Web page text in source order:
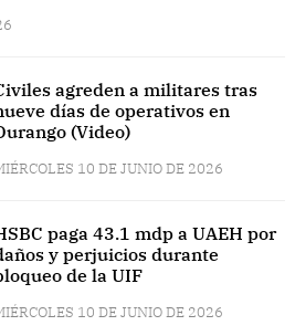
agreden a militares tras
días de operativos en
(Video)
10 DE JUNIO DE 2026
paga 43.1 mdp a UAEH por
y perjuicios durante
de la UIF
10 DE JUNIO DE 2026